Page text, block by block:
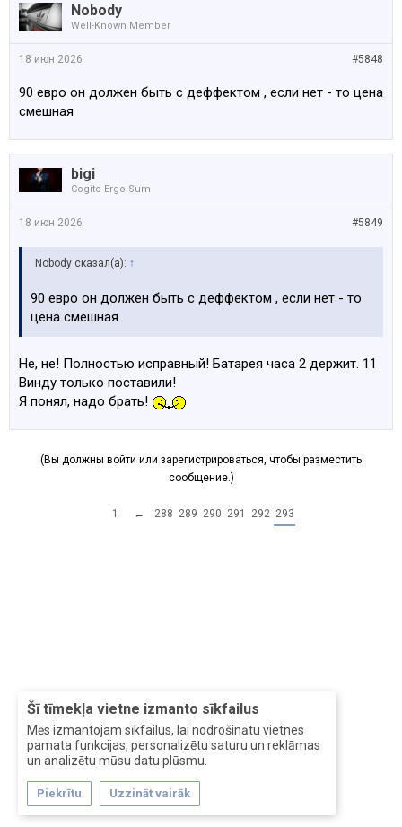
Šī tīmekļa vietne izmanto sīkfailus
Mēs izmantojam sīkfailus, lai nodrošinātu vietnes
pamata funkcijas, personalizētu saturu un reklāmas
un analizētu mūsu datu plūsmu.
Piekrītu Uzzināt vairāk
Nobody
Well-Known Member
#5848
18 июн 2026
90 евро он должен быть с деффектом , если нет - то цена
смешная
bigi
Cogito Ergo Sum
#5849
18 июн 2026
Nobody сказал(а): ↑
90 евро он должен быть с деффектом , если нет - то
цена смешная
Не, не! Полностью исправный! Батарея часа 2 держит. 11
Винду только поставили!
Я понял, надо брать!
(Вы должны войти или зарегистрироваться, чтобы разместить
сообщение.)
1 ← 288 289 290 291 292 293